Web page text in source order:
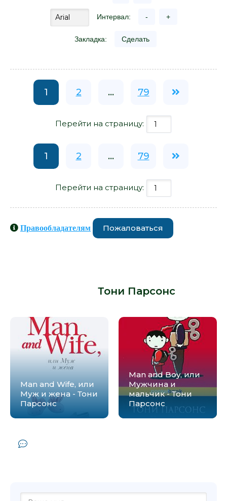
Интервал: - +
Закладка: Сделать
1 2 ... 79
Перейти на страницу:
1 2 ... 79
Перейти на страницу:
Правообладателям Пожаловаться
Тони Парсонс
Man and Wife, или
Муж и жена - Тони
Парсонс
Man and Boy, или
Мужчина и
мальчик - Тони
Парсонс